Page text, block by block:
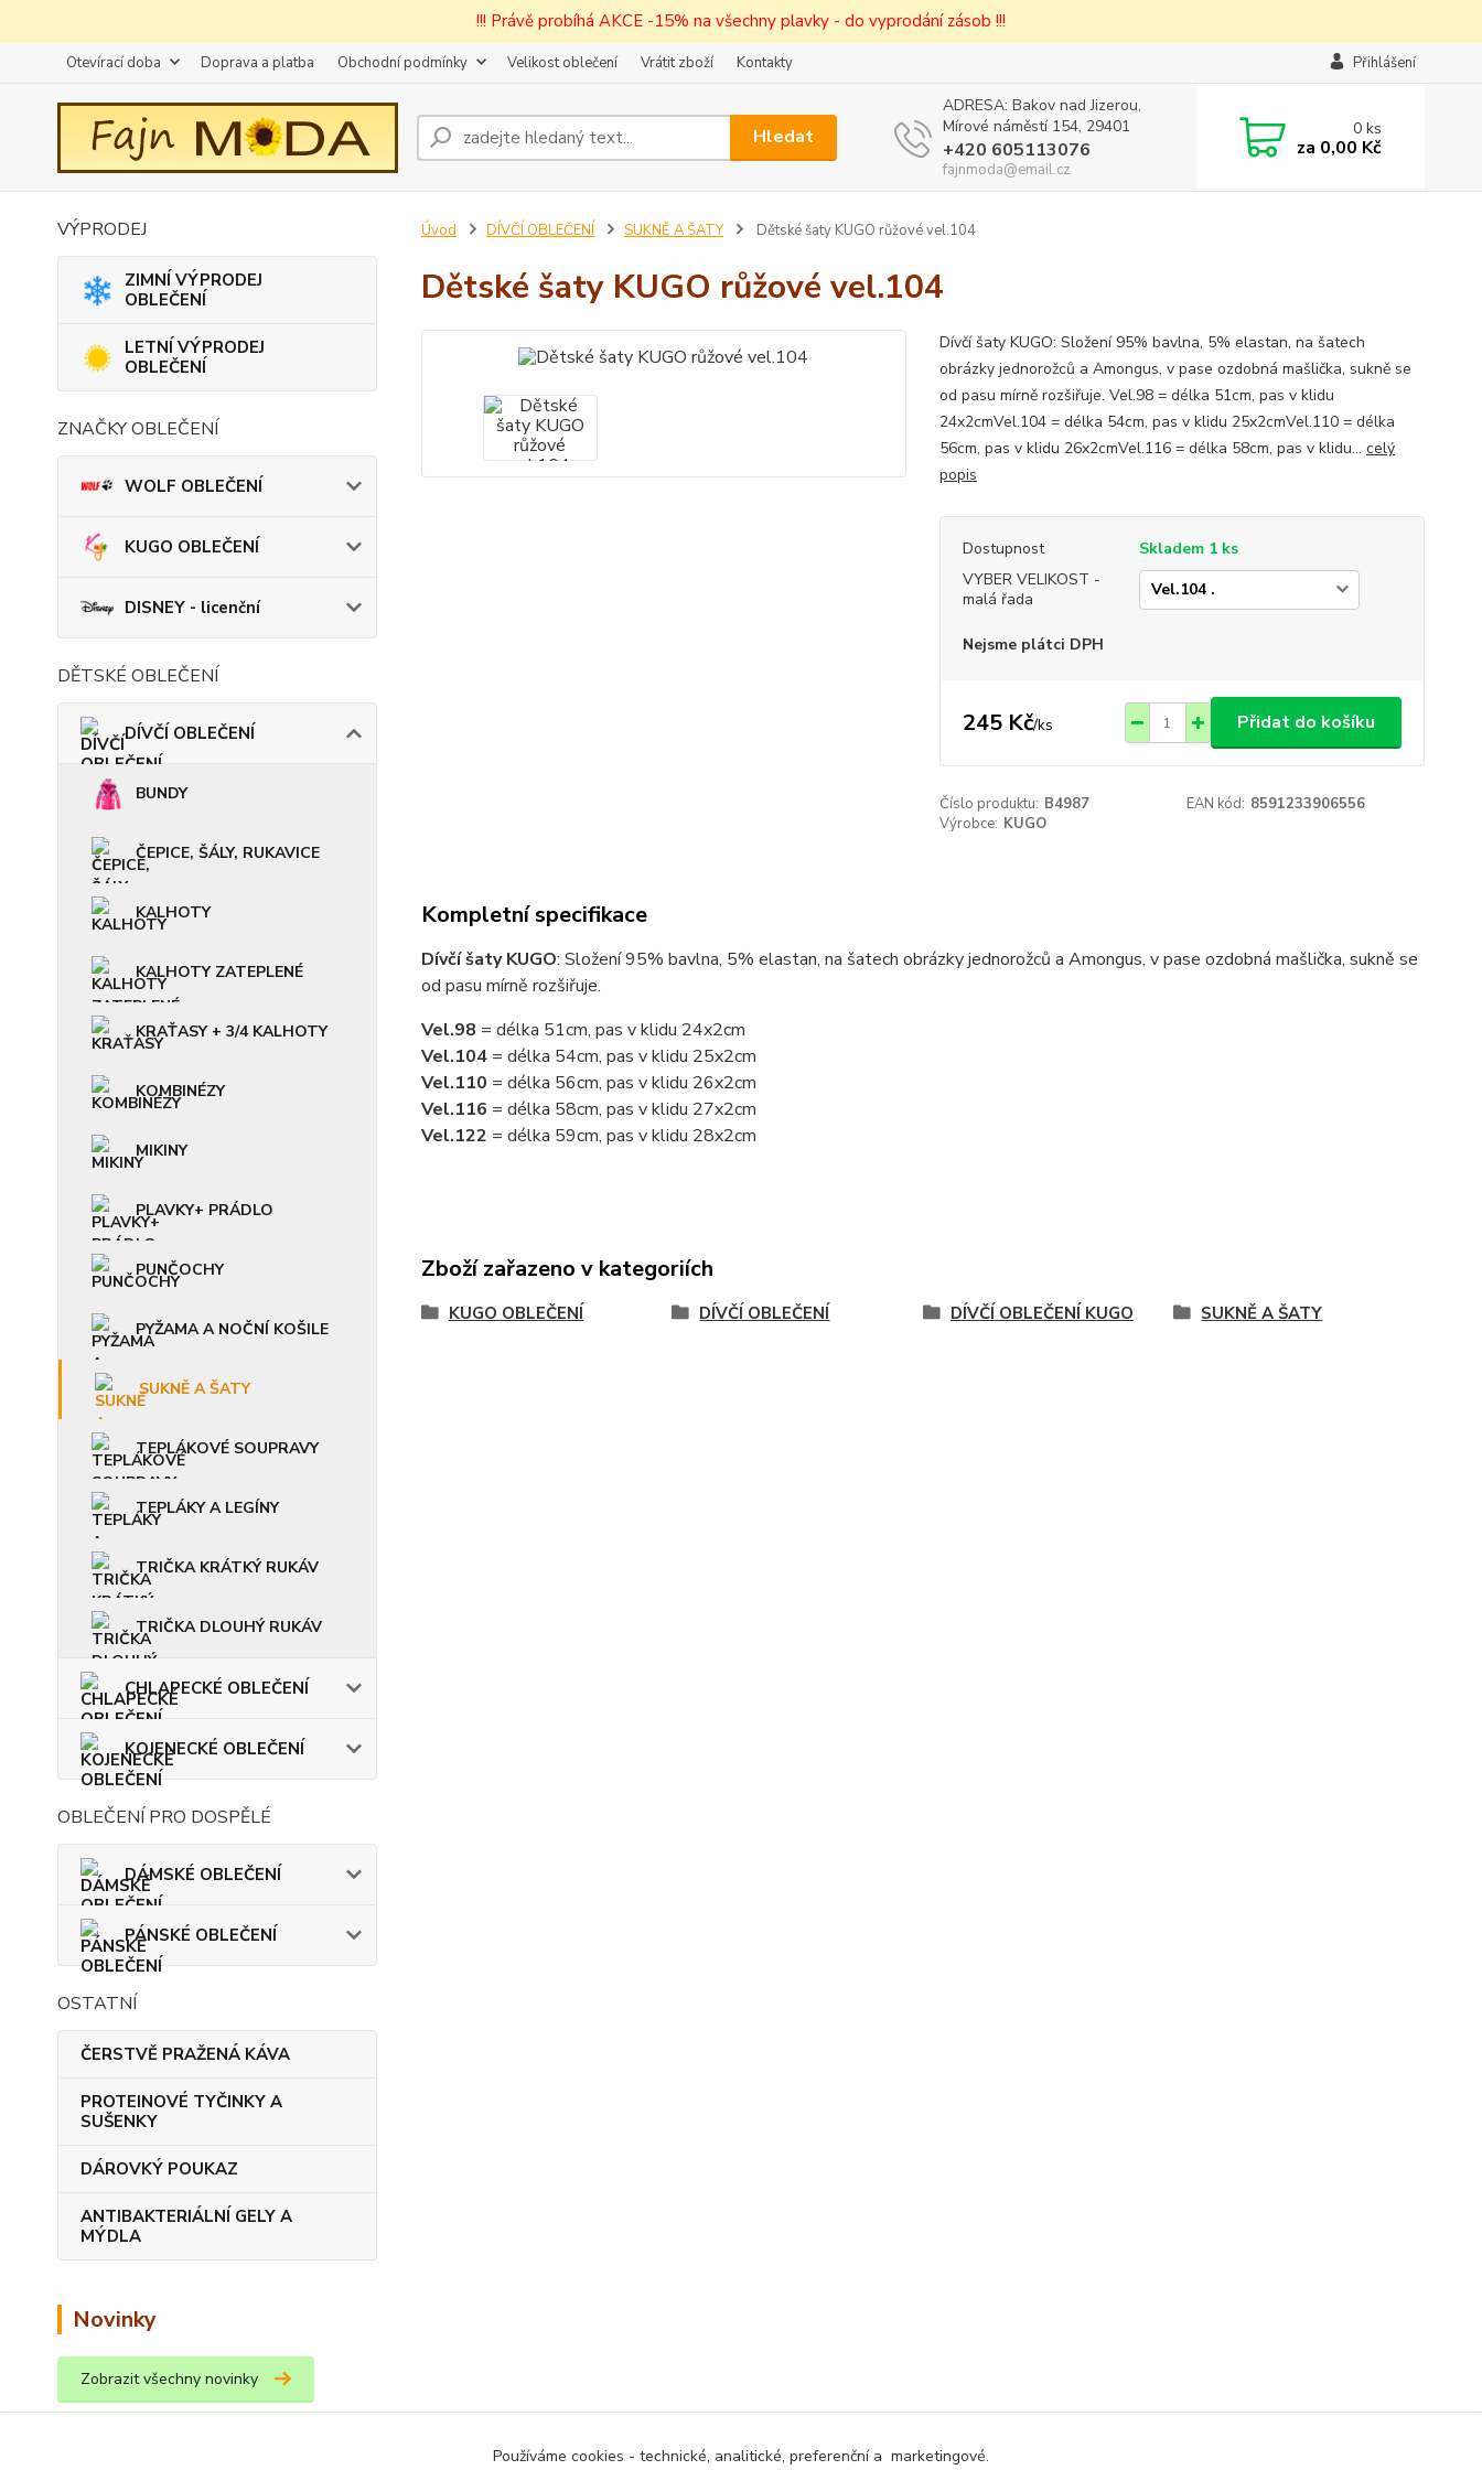
!!! Právě probíhá AKCE -15% na všechny plavky - do vyprodání zásob !!!
Otevírací doba Doprava a platba Obchodní podmínky Velikost oblečení Vrátit zboží Kontakty Přihlášení
Hledat
ADRESA: Bakov nad Jizerou,
Mírové náměstí 154, 29401
+420 605113076
fajnmoda@email.cz
0ks
za 0,00 Kč
VÝPRODEJ
ZIMNÍ VÝPRODEJ
OBLEČENÍ
LETNÍ VÝPRODEJ
OBLEČENÍ
ZNAČKY OBLEČENÍ
WOLF OBLEČENÍ
KUGO OBLEČENÍ
DISNEY - licenční
DĚTSKÉ OBLEČENÍ
DÍVČÍ OBLEČENÍ
BUNDY
ČEPICE, ŠÁLY, RUKAVICE
KALHOTY
KALHOTY ZATEPLENÉ
KRAŤASY + 3/4 KALHOTY
KOMBINÉZY
MIKINY
PLAVKY+ PRÁDLO
PUNČOCHY
PYŽAMA A NOČNÍ KOŠILE
SUKNĚ A ŠATY
TEPLÁKOVÉ SOUPRAVY
TEPLÁKY A LEGÍNY
TRIČKA KRÁTKÝ RUKÁV
TRIČKA DLOUHÝ RUKÁV
CHLAPECKÉ OBLEČENÍ
KOJENECKÉ OBLEČENÍ
OBLEČENÍ PRO DOSPĚLÉ
DÁMSKÉ OBLEČENÍ
PÁNSKÉ OBLEČENÍ
OSTATNÍ
ČERSTVĚ PRAŽENÁ KÁVA
PROTEINOVÉ TYČINKY A
SUŠENKY
DÁROVKÝ POUKAZ
ANTIBAKTERIÁLNÍ GELY A
MÝDLA
Novinky
Zobrazit všechny novinky
Úvod DÍVČÍ OBLEČENÍ SUKNĚ A ŠATY Dětské šaty KUGO růžové vel.104
Dětské šaty KUGO růžové vel.104
Dívčí šaty KUGO: Složení 95% bavlna, 5% elastan, na šatech
obrázky jednorožců a Amongus, v pase ozdobná mašlička, sukně se
od pasu mírně rozšiřuje. Vel.98 = délka 51cm, pas v klidu
24x2cmVel.104 = délka 54cm, pas v klidu 25x2cmVel.110 = délka
56cm, pas v klidu 26x2cmVel.116 = délka 58cm, pas v klidu... celý
popis
Dostupnost
Skladem 1 ks
VYBER VELIKOST -
malá řada
Nejsme plátci DPH
245 Kč/ks Přidat do košíku
Číslo produktu: B4987 EAN kód: 8591233906556
Výrobce: KUGO
Kompletní specifikace
Dívčí šaty KUGO: Složení 95% bavlna, 5% elastan, na šatech obrázky jednorožců a Amongus, v pase ozdobná mašlička, sukně se
od pasu mírně rozšiřuje.
Vel.98 = délka 51cm, pas v klidu 24x2cm
Vel.104= délka 54cm, pas v klidu 25x2cm
Vel.110 = délka 56cm, pas v klidu 26x2cm
Vel.116 = délka 58cm, pas v klidu 27x2cm
Vel.122 = délka 59cm, pas v klidu 28x2cm
Zboží zařazeno v kategoriích
KUGO OBLEČENÍ DÍVČÍ OBLEČENÍ DÍVČÍ OBLEČENÍ KUGO SUKNĚ A ŠATY
Používáme cookies - technické, analitické, preferenční a marketingové.